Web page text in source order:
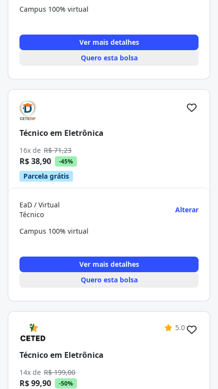
Campus 100% virtual
Ver mais detalhes
Quero esta bolsa
Técnico em Eletrônica
16x de R$ 71,23
R$ 38,90 -45%
Parcela grátis
EaD / Virtual
Técnico
Alterar
Campus 100% virtual
Ver mais detalhes
Quero esta bolsa
5.0
Técnico em Eletrônica
14x de R$ 199,00
R$ 99,90 -50%